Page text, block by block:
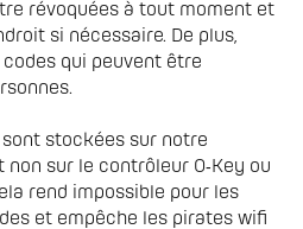
révoquées à tout moment et
si nécessaire. De plus,
qui peuvent être
sur le contrôleur O‑Key ou
rend impossible pour les
et empêche les pirates wifi